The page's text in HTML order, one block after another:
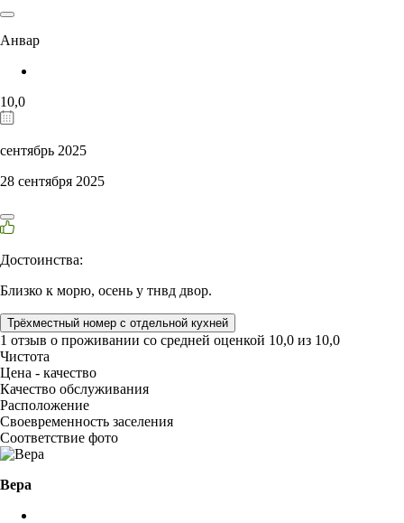
Анвар
10,0
сентябрь 2025
28 сентября 2025
Достоинства:
Близко к морю, осень у тнвд двор.
Трёхместный номер с отдельной кухней
1 отзыв о проживании со средней оценкой 10,0 из 10,0
Чистота
Цена - качество
Качество обслуживания
Расположение
Своевременность заселения
Соответствие фото
Вера